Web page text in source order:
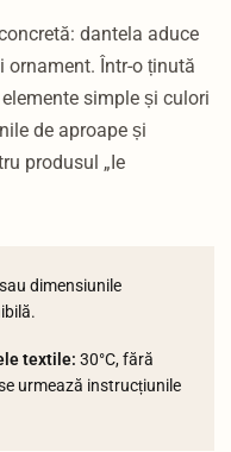
dantela aduce
Într-o ținută
simple și culori
de aproape și
produsul „Ie
dimensiunile
textile: 30°C, fără
urmează instrucțiunile